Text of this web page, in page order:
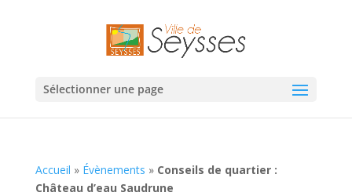
Sélectionner une page
Accueil » Évènements » Conseils de quartier :
Château d’eau Saudrune